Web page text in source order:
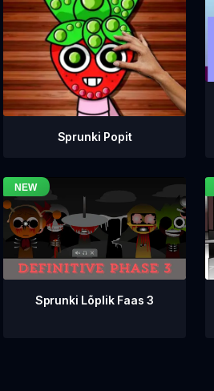
Sprunki Popit
Sprunki Lõplik Faas 3